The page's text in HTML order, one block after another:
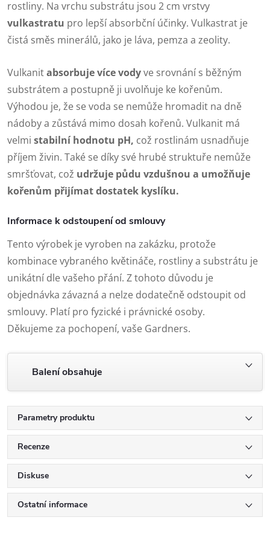
rostliny. Na vrchu substrátu jsou 2 cm vrstvy
vulkastratu pro lepší absorbční účinky. Vulkastrat je
čistá směs minerálů, jako je láva, pemza a zeolity.
Vulkanitabsorbuje více vodyve srovnání s běžným
substrátem a postupně ji uvolňuje ke kořenům.
Výhodou je, že se voda se nemůže hromadit na dně
nádoby a zůstává mimo dosah kořenů. Vulkanit má
velmi stabilní hodnotu pH, což rostlinám usnadňuje
příjem živin. Také se díky své hrubé struktuře nemůže
smršťovat, což udržuje půdu vzdušnou a umožňuje
kořenům přijímat dostatek kyslíku.
Informace k odstoupení od smlouvy
Tento výrobek je vyroben na zakázku, protože
kombinace vybraného květináče, rostliny a substrátu je
unikátní dle vašeho přání. Z tohoto důvodu je
objednávka závazná a nelze dodatečně odstoupit od
smlouvy. Platí pro fyzické i právnické osoby.
Děkujeme za pochopení, vaše Gardners.
Balení obsahuje
Parametry produktu
Recenze
Diskuse
Ostatní informace